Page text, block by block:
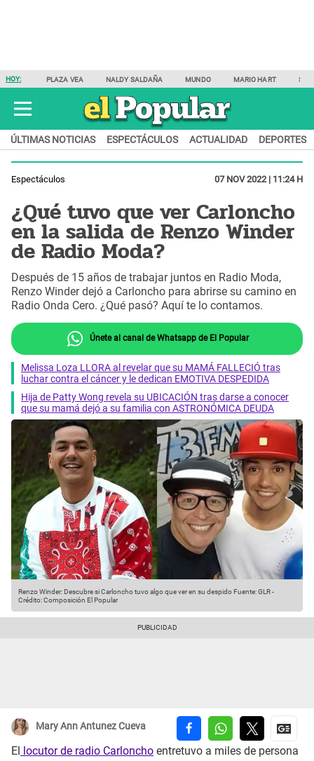
HOY: PLAZA VEA NALDY SALDAÑA MUNDO MARIO HART
ÚLTIMAS NOTICIAS ESPECTÁCULOS ACTUALIDAD DEPORTES
Espectáculos 07 NOV 2022 | 11:24 H
¿Qué tuvo que ver Carloncho
en la salida de Renzo Winder
de Radio Moda?
Después de 15 años de trabajar juntos en Radio Moda,
Renzo Winder dejó a Carloncho para abrirse su camino en
Radio Onda Cero. ¿Qué pasó? Aquí te lo contamos.
Únete al canal de Whatsapp de El Popular
Melissa Loza LLORA al revelar que su MAMÁ FALLECIÓ tras
luchar contra el cáncer y le dedican EMOTIVA DESPEDIDA
Hija de Patty Wong revela su UBICACIÓN tras darse a conocer
que su mamá dejó a su familia con ASTRONÓMICA DEUDA
Renzo Winder: Descubre si Carloncho tuvo algo que ver en su despidoFuente: GLR-
Crédito: Composición El Popular
Mary Ann Antunez Cueva
El locutor de radio Carloncho entretuvo a miles de persona